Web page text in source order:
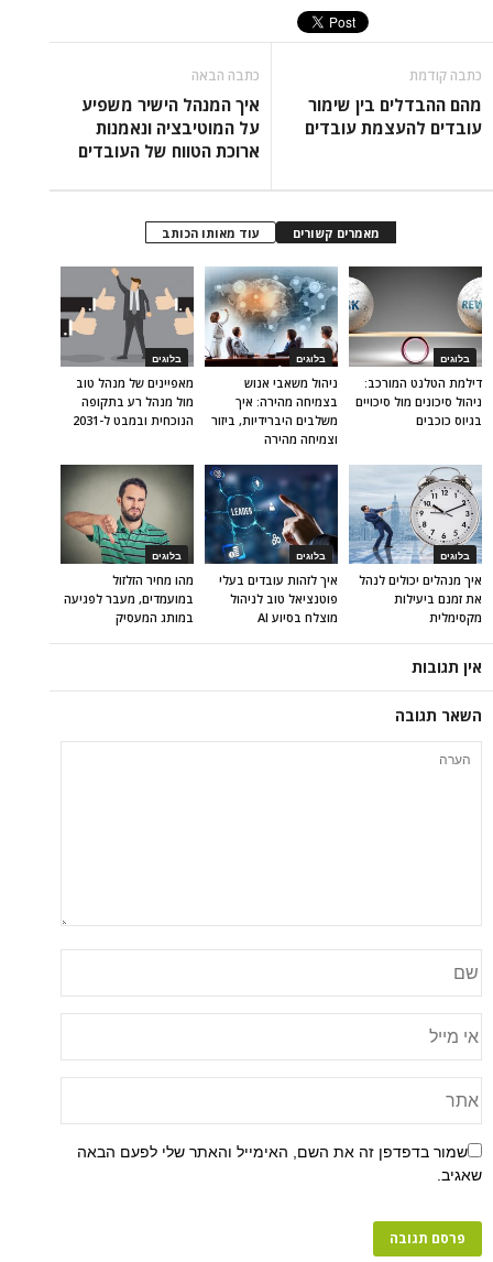
כתבה קודמת
מהם ההבדלים בין שימור
עובדים להעצמת עובדים
כתבה הבאה
איך המנהל הישיר משפיע
על המוטיבציה ונאמנות
ארוכת הטווח של העובדים
מאמרים קשורים עוד מאותו הכותב
בלוגים
מאפיינים של מנהל טוב
מול מנהל רע בתקופה
הנוכחית ובמבט ל-2031
בלוגים
ניהול משאבי אנוש
בצמיחה מהירה: איך
משלבים היברידיות, ביזור
וצמיחה מהירה
בלוגים
דילמת הטלנט המורכב:
ניהול סיכונים מול סיכויים
בגיוס כוכבים
בלוגים
מהו מחיר הזלזול
במועמדים, מעבר לפגיעה
במותג המעסיק
בלוגים
איך לזהות עובדים בעלי
פוטנציאל טוב לניהול
מוצלח בסיוע AI
בלוגים
איך מנהלים יכולים לנהל
את זמנם ביעילות
מקסימלית
אין תגובות
השאר תגובה
שמור בדפדפן זה את השם, האימייל והאתר שלי לפעם הבאה
שאגיב.